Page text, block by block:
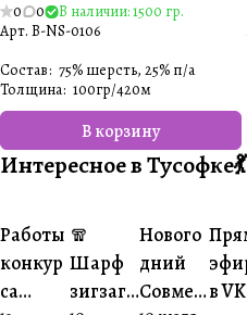
0 0
В наличии: 1500 гр.
Арт. B-NS-0106
В корзину
Состав: 75% шерсть, 25% п/а
Толщина: 100гр/420м
Интересное в
#Ваше
творчество
Работы
конкур
са
#Совместники
🧣
Шарф
зигзаго
Нового
дний
Совмес в